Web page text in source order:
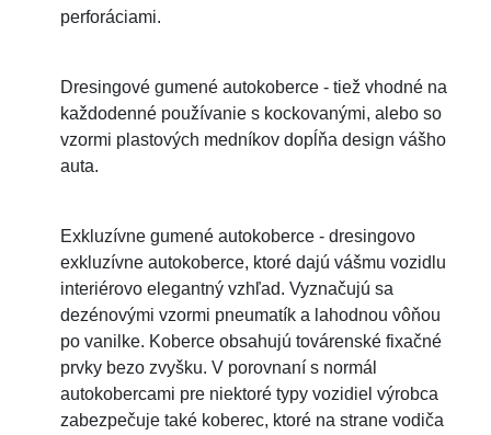
perforáciami.
Dresingové gumené autokoberce - tiež vhodné na
každodenné používanie s kockovanými, alebo so
vzormi plastových medníkov dopĺňa design vášho
auta.
Exkluzívne gumené autokoberce - dresingovo
exkluzívne autokoberce, ktoré dajú vášmu vozidlu
interiérovo elegantný vzhľad. Vyznačujú sa
dezénovými vzormi pneumatík a lahodnou vôňou
po vanilke. Koberce obsahujú továrenské fixačné
prvky bezo zvyšku. V porovnaní s normál
autokobercami pre niektoré typy vozidiel výrobca
zabezpečuje také koberec, ktoré na strane vodiča